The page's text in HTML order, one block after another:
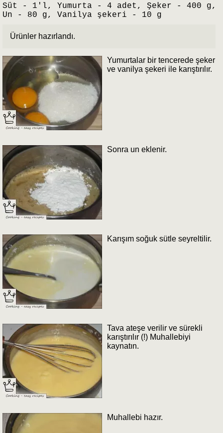
Süt - 1'l, Yumurta - 4 adet, Şeker - 400 g,
Un - 80 g, Vanilya şekeri - 10 g
Ürünler hazırlandı.
Yumurtalar bir tencerede şeker
ve vanilya şekeri ile karıştırılır.
Sonra un eklenir.
Karışım soğuk sütle seyreltilir.
Tava ateşe verilir ve sürekli
karıştırılır (!) Muhallebiyi
kaynatın.
Muhallebi hazır.